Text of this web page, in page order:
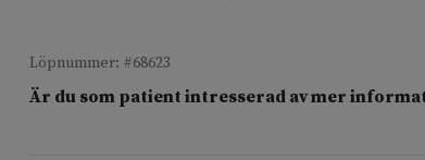
Löpnummer: #68623
Är du som patient intresserad av mer